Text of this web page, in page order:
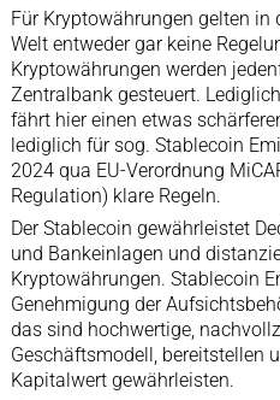
Für Kryptowährungen gelten in
Welt entweder gar keine
Kryptowährungen werden
Zentralbank gesteuert.
fährt hier einen etwas
lediglich für sog. Stablecoin
2024 qua EU-Verordnung
Regulation) klare Regeln.
Der Stablecoin gewährleistet
und Bankeinlagen und
Kryptowährungen. Stablecoin
Genehmigung der
das sind hochwertige,
Geschäftsmodell, bereitstellen
Kapitalwert gewährleisten.